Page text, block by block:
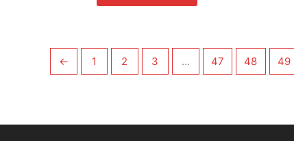
← 1 2 3 … 47 48 49